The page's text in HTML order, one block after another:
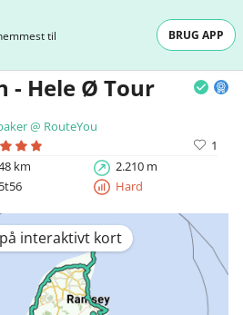
til
BRUG APP
- Hele Ø Tour
@ RouteYou
1
km
2.210 m
Hard
interaktivt kort